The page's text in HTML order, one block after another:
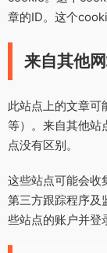
章的ID。这个
来自其他
此站点上的文章可
等）。来自其他站
点没有区别。
这些站点可能会收
第三方跟踪程序及
些站点的账户并登